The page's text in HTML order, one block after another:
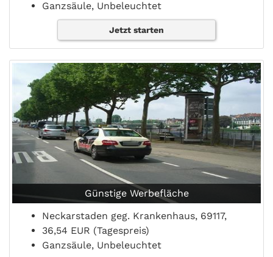
Ganzsäule, Unbeleuchtet
Jetzt starten
Günstige Werbefläche
Neckarstaden geg. Krankenhaus, 69117,
36,54 EUR (Tagespreis)
Ganzsäule, Unbeleuchtet